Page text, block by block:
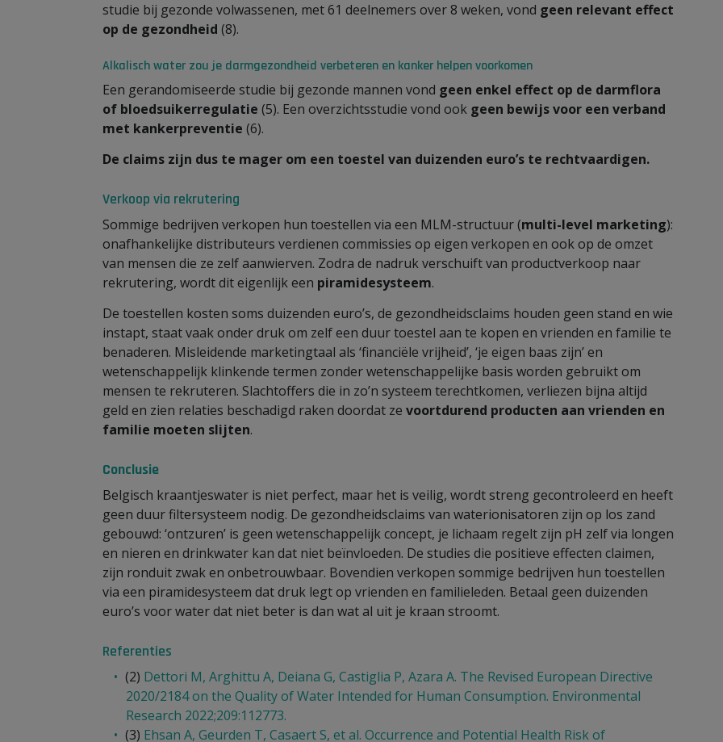
studie bij gezonde volwassenen, met 61 deelnemers over 8 weken, vond geen relevant effect
op de gezondheid (8).
Alkalisch water zou je darmgezondheid verbeteren en kanker helpen voorkomen
Een gerandomiseerde studie bij gezonde mannen vond geen enkel effect op de darmflora
of bloedsuikerregulatie (5). Een overzichtsstudie vond ook geen bewijs voor een verband
met kankerpreventie (6).
De claims zijn dus te mager om een toestel van duizenden euro’s te rechtvaardigen.
Verkoop via rekrutering
Sommige bedrijven verkopen hun toestellen via een MLM-structuur (multi-level marketing):
onafhankelijke distributeurs verdienen commissies op eigen verkopen en ook op de omzet
van mensen die ze zelf aanwierven. Zodra de nadruk verschuift van productverkoop naar
rekrutering, wordt dit eigenlijk een piramidesysteem.
De toestellen kosten soms duizenden euro’s, de gezondheidsclaims houden geen stand en wie
instapt, staat vaak onder druk om zelf een duur toestel aan te kopen en vrienden en familie te
benaderen. Misleidende marketingtaal als ‘financiële vrijheid’, ‘je eigen baas zijn’ en
wetenschappelijk klinkende termen zonder wetenschappelijke basis worden gebruikt om
mensen te rekruteren. Slachtoffers die in zo’n systeem terechtkomen, verliezen bijna altijd
geld en zien relaties beschadigd raken doordat ze voortdurend producten aan vrienden en
familie moeten slijten.
Conclusie
Belgisch kraantjeswater is niet perfect, maar het is veilig, wordt streng gecontroleerd en heeft
geen duur filtersysteem nodig. De gezondheidsclaims van waterionisatoren zijn op los zand
gebouwd: ‘ontzuren’ is geen wetenschappelijk concept, je lichaam regelt zijn pH zelf via longen
en nieren en drinkwater kan dat niet beïnvloeden. De studies die positieve effecten claimen,
zijn ronduit zwak en onbetrouwbaar. Bovendien verkopen sommige bedrijven hun toestellen
via een piramidesysteem dat druk legt op vrienden en familieleden. Betaal geen duizenden
euro’s voor water dat niet beter is dan wat al uit je kraan stroomt.
Referenties
(2) Dettori M, Arghittu A, Deiana G, Castiglia P, Azara A. The Revised European Directive
2020/2184 on the Quality of Water Intended for Human Consumption. Environmental
Research 2022;209:112773.
(3) Ehsan A, Geurden T, Casaert S, et al. Occurrence and Potential Health Risk of